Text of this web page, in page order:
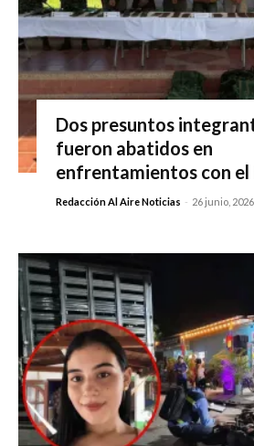
Dos presuntos
fueron abatidos en
enfrentamientos con el
Redacción Al Aire Noticias - 26 junio, 2026